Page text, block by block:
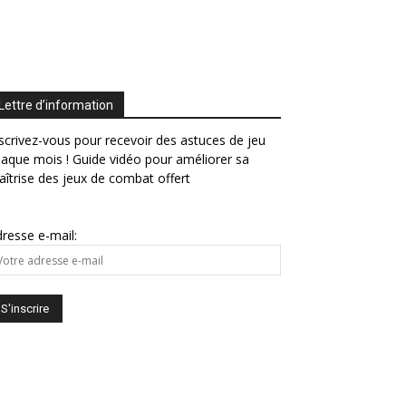
Lettre d’information
vous pour recevoir des astuces de jeu
mois ! Guide vidéo pour améliorer sa
des jeux de combat offert
e-mail: